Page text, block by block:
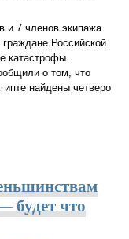
и 7 членов экипажа.
Российской
катастрофы.
о том, что
найдены четверо
траурным днем в
в Египте
будет что